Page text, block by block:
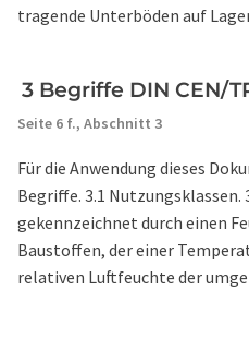
tragende Unterböden auf
3 Begriffe DIN CEN/
Seite 6 f., Abschnitt 3
Für die Anwendung dieses
Begriffe. 3.1 Nutzungsklassen.
gekennzeichnet durch einen
Baustoffen, der einer
relativen Luftfeuchte der